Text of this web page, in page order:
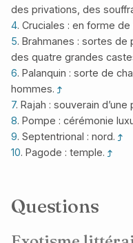
des privations, des
4. Cruciales : en forme de
5. Brahmanes : sortes
des quatre grandes
6. Palanquin : sorte de
hommes.
7. Rajah : souverain
8. Pompe : cérémonie
9. Septentrional : nord.
10. Pagode : temple.
Questions